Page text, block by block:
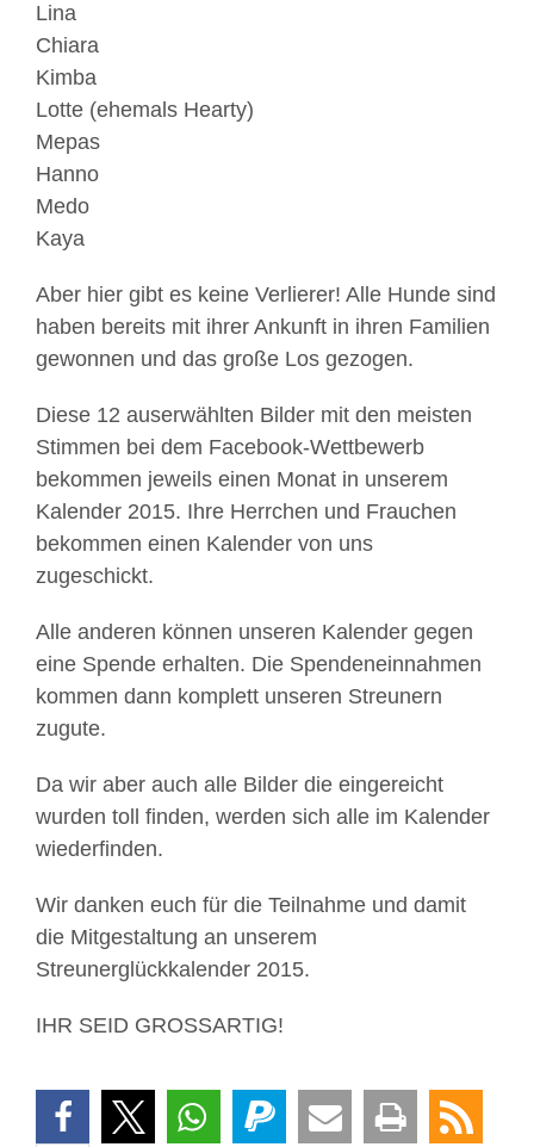
Lina
Chiara
Kimba
Lotte (ehemals Hearty)
Mepas
Hanno
Medo
Kaya
Aber hier gibt es keine Verlierer! Alle Hunde sind
haben bereits mit ihrer Ankunft in ihren Familien
gewonnen und das große Los gezogen.
Diese 12 auserwählten Bilder mit den meisten
Stimmen bei dem Facebook-Wettbewerb
bekommen jeweils einen Monat in unserem
Kalender 2015. Ihre Herrchen und Frauchen
bekommen einen Kalender von uns
zugeschickt.
Alle anderen können unseren Kalender gegen
eine Spende erhalten. Die Spendeneinnahmen
kommen dann komplett unseren Streunern
zugute.
Da wir aber auch alle Bilder die eingereicht
wurden toll finden, werden sich alle im Kalender
wiederfinden.
Wir danken euch für die Teilnahme und damit
die Mitgestaltung an unserem
Streunerglückkalender 2015.
IHR SEID GROSSARTIG!